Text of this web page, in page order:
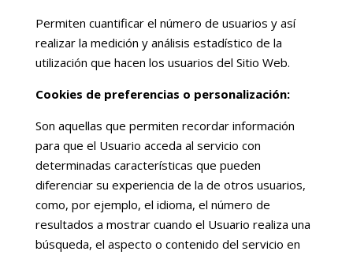
Permiten cuantificar el número de usuarios y así
realizar la medición y análisis estadístico de la
utilización que hacen los usuarios del Sitio Web.
Cookies de preferencias o personalización:
Son aquellas que permiten recordar información
para que el Usuario acceda al servicio con
determinadas características que pueden
diferenciar su experiencia de la de otros usuarios,
como, por ejemplo, el idioma, el número de
resultados a mostrar cuando el Usuario realiza una
búsqueda, el aspecto o contenido del servicio en